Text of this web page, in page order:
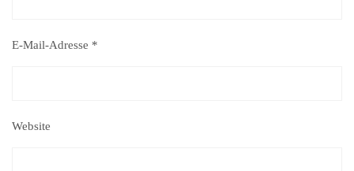
E-Mail-Adresse *
Website